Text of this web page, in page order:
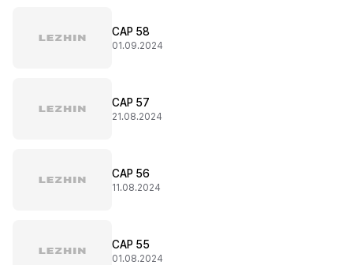
CAP 58
01.09.2024
CAP 57
21.08.2024
CAP 56
11.08.2024
CAP 55
01.08.2024